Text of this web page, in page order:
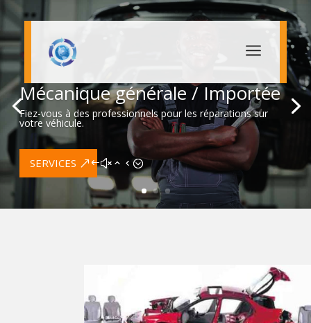
a
Mécanique générale / Importée
Fiez-vous à des professionnels pour les réparations sur
votre véhicule.
SERVICES